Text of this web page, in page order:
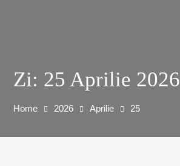
Zi: 25 Aprilie 2026
Home 2026 Aprilie 25